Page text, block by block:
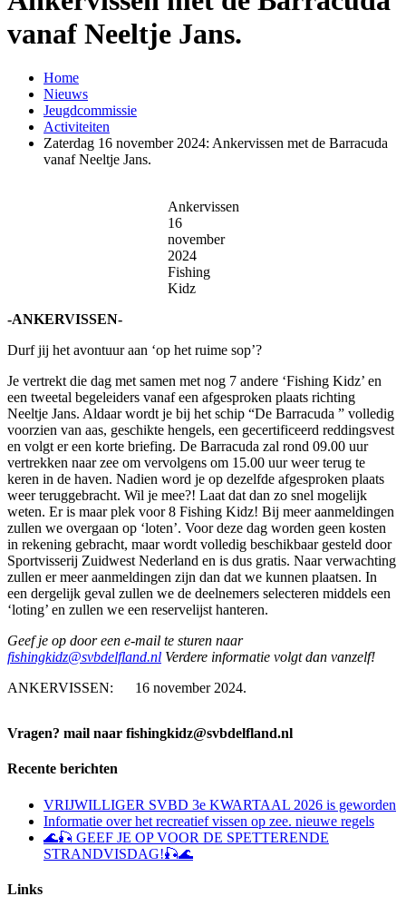
vanaf Neeltje Jans.
Home
Nieuws
Jeugdcommissie
Activiteiten
Zaterdag 16 november 2024: Ankervissen met de Barracuda
vanaf Neeltje Jans.
Ankervissen
16
november
2024
Fishing
Kidz
-ANKERVISSEN-
Durf jij het avontuur aan ‘op het ruime sop’?
Je vertrekt die dag met samen met nog 7 andere ‘Fishing Kidz’ en
een tweetal begeleiders vanaf een afgesproken plaats richting
Neeltje Jans. Aldaar wordt je bij het schip “De Barracuda ” volledig
voorzien van aas, geschikte hengels, een gecertificeerd reddingsvest
en volgt er een korte briefing. De Barracuda zal rond 09.00 uur
vertrekken naar zee om vervolgens om 15.00 uur weer terug te
keren in de haven. Nadien word je op dezelfde afgesproken plaats
weer teruggebracht. Wil je mee?! Laat dat dan zo snel mogelijk
weten. Er is maar plek voor 8 Fishing Kidz! Bij meer aanmeldingen
zullen we overgaan op ‘loten’. Voor deze dag worden geen kosten
in rekening gebracht, maar wordt volledig beschikbaar gesteld door
Sportvisserij Zuidwest Nederland en is dus gratis. Naar verwachting
zullen er meer aanmeldingen zijn dan dat we kunnen plaatsen. In
een dergelijk geval zullen we de deelnemers selecteren middels een
‘loting’ en zullen we een reservelijst hanteren.
Geef je op door een e-mail te sturen naar
fishingkidz@svbdelfland.nl Verdere informatie volgt dan vanzelf!
ANKERVISSEN: 16 november 2024.
Vragen? mail naar fishingkidz@svbdelfland.nl
Recente berichten
VRIJWILLIGER SVBD 3e KWARTAAL 2026 is geworden
Informatie over het recreatief vissen op zee. nieuwe regels
🌊🎣 GEEF JE OP VOOR DE SPETTERENDE
STRANDVISDAG!🎣🌊
Links